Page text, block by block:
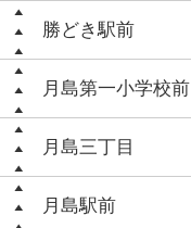
勝どき駅前
月島第一小学校前
月島三丁目
月島駅前